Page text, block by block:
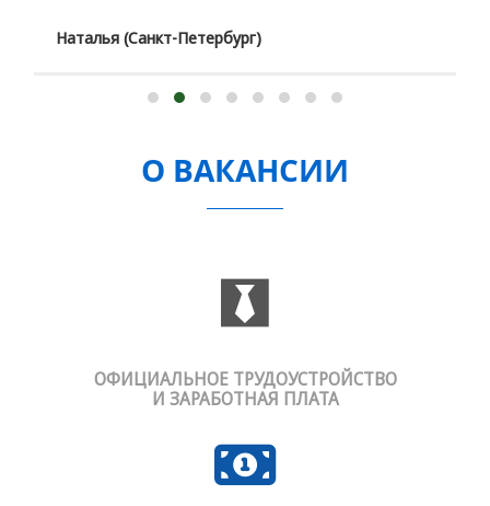
Наталья (Санкт-Петербург)
О ВАКАНСИИ
ОФИЦИАЛЬНОЕ ТРУДОУСТРОЙСТВО
И ЗАРАБОТНАЯ ПЛАТА